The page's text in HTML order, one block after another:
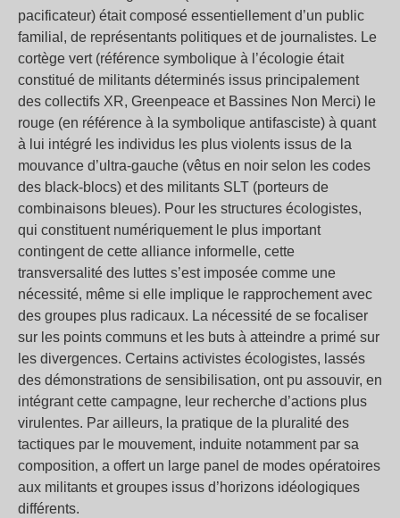
pacificateur) était composé essentiellement d’un public
familial, de représentants politiques et de journalistes. Le
cortège vert (référence symbolique à l’écologie était
constitué de militants déterminés issus principalement
des collectifs XR, Greenpeace et Bassines Non Merci) le
rouge (en référence à la symbolique antifasciste) à quant
à lui intégré les individus les plus violents issus de la
mouvance d’ultra-gauche (vêtus en noir selon les codes
des black-blocs) et des militants SLT (porteurs de
combinaisons bleues). Pour les structures écologistes,
qui constituent numériquement le plus important
contingent de cette alliance informelle, cette
transversalité des luttes s’est imposée comme une
nécessité, même si elle implique le rapprochement avec
des groupes plus radicaux. La nécessité de se focaliser
sur les points communs et les buts à atteindre a primé sur
les divergences. Certains activistes écologistes, lassés
des démonstrations de sensibilisation, ont pu assouvir, en
intégrant cette campagne, leur recherche d’actions plus
virulentes. Par ailleurs, la pratique de la pluralité des
tactiques par le mouvement, induite notamment par sa
composition, a offert un large panel de modes opératoires
aux militants et groupes issus d’horizons idéologiques
différents.